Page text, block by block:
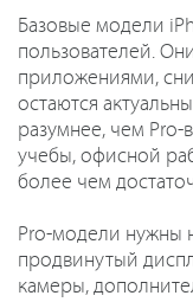
Базовые модели
пользователей.
приложениями,
остаются
разумнее, чем
учебы, офисной
более чем
Pro-модели нужны
продвинутый
камеры,